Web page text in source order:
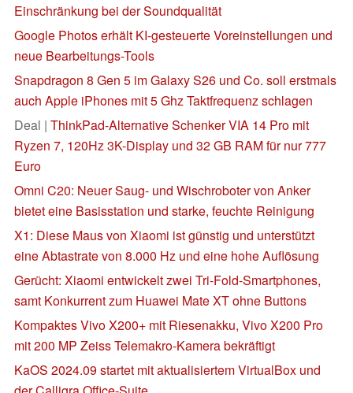
Einschränkung bei der Soundqualität
Google Photos erhält KI-gesteuerte Voreinstellungen und
neue Bearbeitungs-Tools
Snapdragon 8 Gen 5 im Galaxy S26 und Co. soll erstmals
auch Apple iPhones mit 5 Ghz Taktfrequenz schlagen
Deal | ThinkPad-Alternative Schenker VIA 14 Pro mit
Ryzen 7, 120Hz 3K-Display und 32 GB RAM für nur 777
Euro
Omni C20: Neuer Saug- und Wischroboter von Anker
bietet eine Basisstation und starke, feuchte Reinigung
X1: Diese Maus von Xiaomi ist günstig und unterstützt
eine Abtastrate von 8.000 Hz und eine hohe Auflösung
Gerücht: Xiaomi entwickelt zwei Tri-Fold-Smartphones,
samt Konkurrent zum Huawei Mate XT ohne Buttons
Kompaktes Vivo X200+ mit Riesenakku, Vivo X200 Pro
mit 200 MP Zeiss Telemakro-Kamera bekräftigt
KaOS 2024.09 startet mit aktualisiertem VirtualBox und